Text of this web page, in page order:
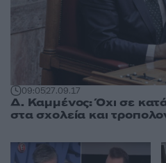
09:0527.09.17
Δ. Καμμένος: Όχι σε
στα σχολεία και